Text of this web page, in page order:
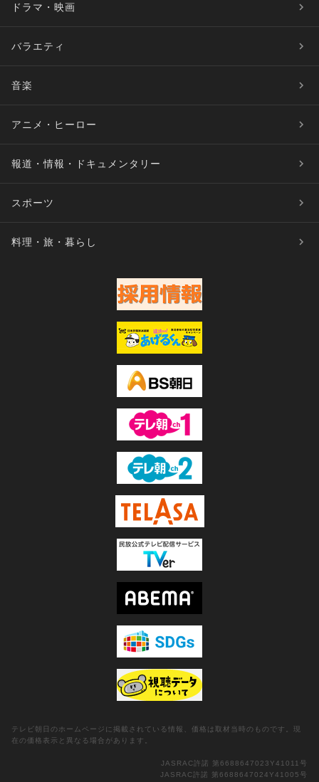
ドラマ・映画
バラエティ
音楽
アニメ・ヒーロー
報道・情報・ドキュメンタリー
スポーツ
料理・旅・暮らし
テレビ朝日のホームページに掲載されている情報、価格は取材当時のものです。現
在の価格表示と異なる場合があります。
JASRAC許諾 第6688647023Y41011号
JASRAC許諾 第6688647024Y41005号